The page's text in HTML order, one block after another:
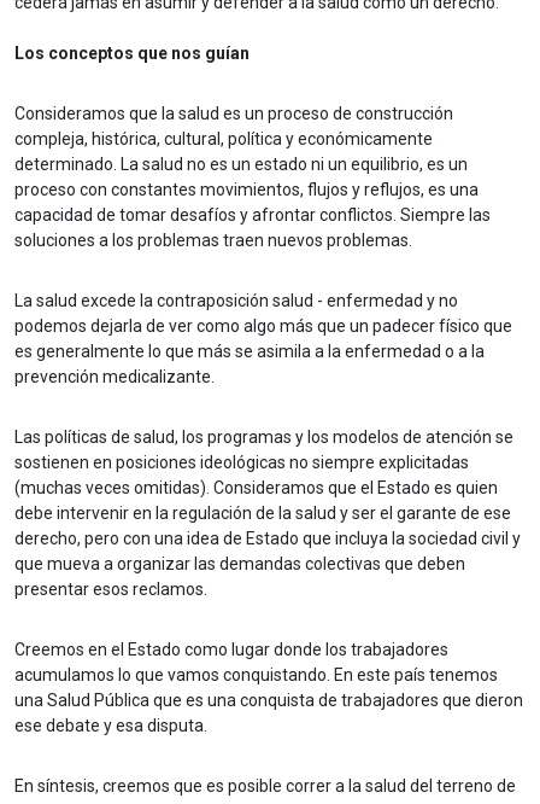
Los conceptos que nos guían
Consideramos que la salud es un proceso de construcción
compleja, histórica, cultural, política y económicamente
determinado. La salud no es un estado ni un equilibrio, es un
proceso con constantes movimientos, flujos y reflujos, es una
capacidad de tomar desafíos y afrontar conflictos. Siempre las
soluciones a los problemas traen nuevos problemas.
La salud excede la contraposición salud - enfermedad y no
podemos dejarla de ver como algo más que un padecer físico que
es generalmente lo que más se asimila a la enfermedad o a la
prevención medicalizante.
Las políticas de salud, los programas y los modelos de atención se
sostienen en posiciones ideológicas no siempre explicitadas
(muchas veces omitidas). Consideramos que el Estado es quien
debe intervenir en la regulación de la salud y ser el garante de ese
derecho, pero con una idea de Estado que incluya la sociedad civil y
que mueva a organizar las demandas colectivas que deben
presentar esos reclamos.
Creemos en el Estado como lugar donde los trabajadores
acumulamos lo que vamos conquistando. En este país tenemos
una Salud Pública que es una conquista de trabajadores que dieron
ese debate y esa disputa.
En síntesis, creemos que es posible correr a la salud del terreno de